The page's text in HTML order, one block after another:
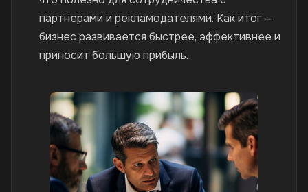
партнерами и рекламодателями. Как итог —
бизнес развивается быстрее, эффективнее и
приносит большую прибыль.